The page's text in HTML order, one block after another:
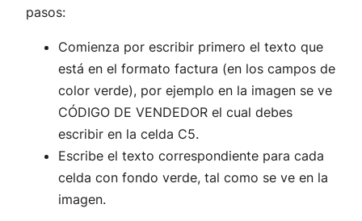
pasos:
Comienza por escribir primero el texto que
está en el formato factura (en los campos de
color verde), por ejemplo en la imagen se ve
CÓDIGO DE VENDEDOR el cual debes
escribir en la celda C5.
Escribe el texto correspondiente para cada
celda con fondo verde, tal como se ve en la
imagen.